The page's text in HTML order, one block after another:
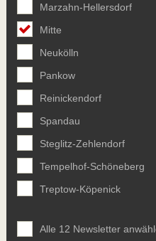
Marzahn-Hellersdorf
Mitte
Neukölln
Pankow
Reinickendorf
Spandau
Steglitz-Zehlendorf
Tempelhof-Schöneberg
Treptow-Köpenick
Alle 12 Newsletter